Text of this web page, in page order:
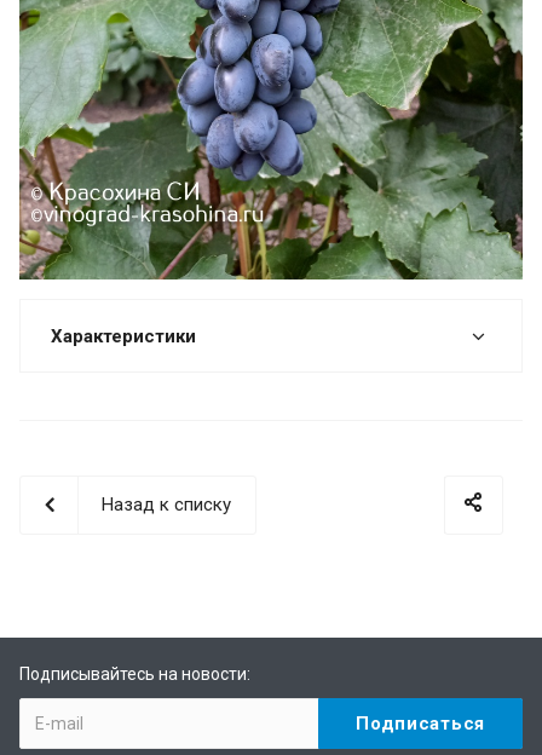
Характеристики
Назад к списку
Подписывайтесь на новости: